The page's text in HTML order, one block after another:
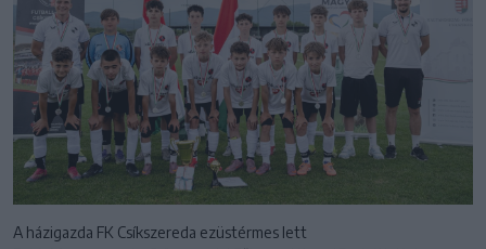
A házigazda FK Csíkszereda ezüstérmes lett